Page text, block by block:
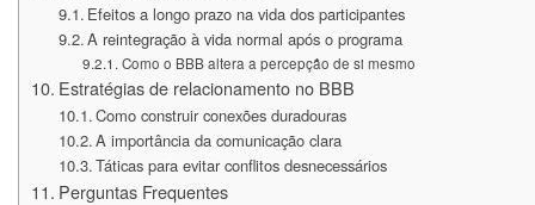
Efeitos a longo prazo na vida dos participantes
A reintegração à vida normal após o programa
Como o BBB altera a percepção de si mesmo
Estratégias de relacionamento no BBB
Como construir conexões duradouras
A importância da comunicação clara
Táticas para evitar conflitos desnecessários
Perguntas Frequentes